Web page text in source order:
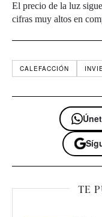
El precio de la luz
cifras muy altos en
CALEFACCIÓN
TE